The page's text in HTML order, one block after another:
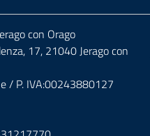
con Orago
17, 21040 Jerago con
/ P. IVA:00243880127